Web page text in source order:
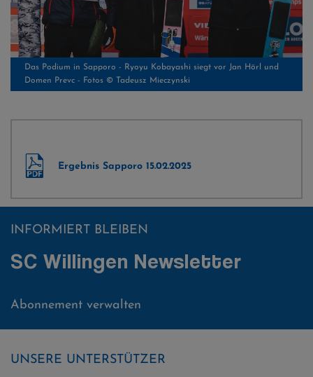
Ergebnis Sapporo 15.02.2025
INFORMIERT BLEIBEN
SC Willingen Newsletter
Abonnement verwalten
UNSERE UNTERSTÜTZER